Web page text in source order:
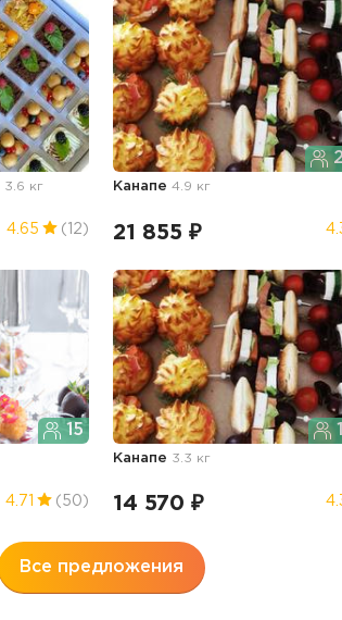
3.6 кг
4.65 (12)
Канапе4.9 кг
21 855 ₽
15
4.71 (50)
Канапе 3.3 кг
14 570 ₽
Все предложения